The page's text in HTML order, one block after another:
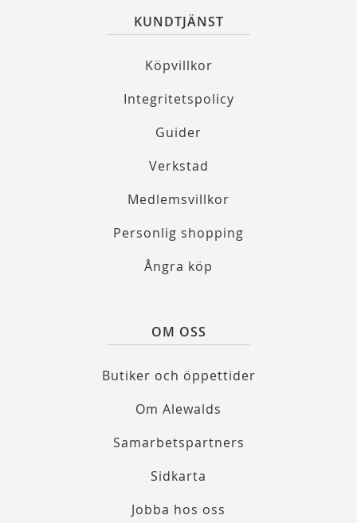
KUNDTJÄNST
Köpvillkor
Integritetspolicy
Guider
Verkstad
Medlemsvillkor
Personlig shopping
Ångra köp
OM OSS
Butiker och öppettider
Om Alewalds
Samarbetspartners
Sidkarta
Jobba hos oss